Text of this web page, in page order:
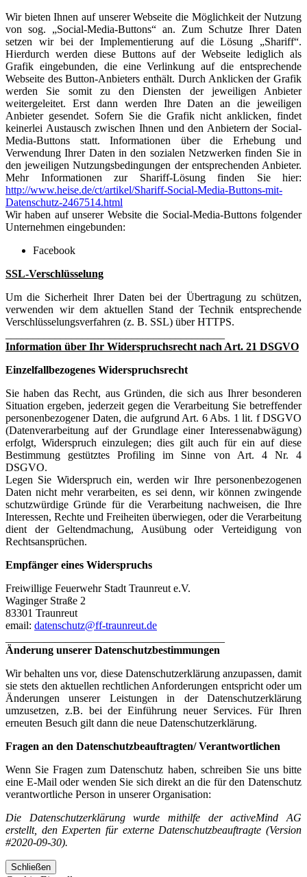
Wir bieten Ihnen auf unserer Webseite die Möglichkeit der Nutzung
von sog. „Social-Media-Buttons“ an. Zum Schutze Ihrer Daten
setzen wir bei der Implementierung auf die Lösung „Shariff“.
Hierdurch werden diese Buttons auf der Webseite lediglich als
Grafik eingebunden, die eine Verlinkung auf die entsprechende
Webseite des Button-Anbieters enthält. Durch Anklicken der Grafik
werden Sie somit zu den Diensten der jeweiligen Anbieter
weitergeleitet. Erst dann werden Ihre Daten an die jeweiligen
Anbieter gesendet. Sofern Sie die Grafik nicht anklicken, findet
keinerlei Austausch zwischen Ihnen und den Anbietern der Social-
Media-Buttons statt. Informationen über die Erhebung und
Verwendung Ihrer Daten in den sozialen Netzwerken finden Sie in
den jeweiligen Nutzungsbedingungen der entsprechenden Anbieter.
Mehr Informationen zur Shariff-Lösung finden Sie hier:
http://www.heise.de/ct/artikel/Shariff-Social-Media-Buttons-mit-
Datenschutz-2467514.html
Wir haben auf unserer Website die Social-Media-Buttons folgender
Unternehmen eingebunden:
Facebook
SSL-Verschlüsselung
Um die Sicherheit Ihrer Daten bei der Übertragung zu schützen,
verwenden wir dem aktuellen Stand der Technik entsprechende
Verschlüsselungsverfahren (z. B. SSL) über HTTPS.
Information über Ihr Widerspruchsrecht nach Art. 21 DSGVO
Einzelfallbezogenes Widerspruchsrecht
Sie haben das Recht, aus Gründen, die sich aus Ihrer besonderen
Situation ergeben, jederzeit gegen die Verarbeitung Sie betreffender
personenbezogener Daten, die aufgrund Art. 6 Abs. 1 lit. f DSGVO
(Datenverarbeitung auf der Grundlage einer Interessenabwägung)
erfolgt, Widerspruch einzulegen; dies gilt auch für ein auf diese
Bestimmung gestütztes Profiling im Sinne von Art. 4 Nr. 4
DSGVO.
Legen Sie Widerspruch ein, werden wir Ihre personenbezogenen
Daten nicht mehr verarbeiten, es sei denn, wir können zwingende
schutzwürdige Gründe für die Verarbeitung nachweisen, die Ihre
Interessen, Rechte und Freiheiten überwiegen, oder die Verarbeitung
dient der Geltendmachung, Ausübung oder Verteidigung von
Rechtsansprüchen.
Empfänger eines Widerspruchs
Freiwillige Feuerwehr Stadt Traunreut e.V.
Waginger Straße 2
83301 Traunreut
email: datenschutz@ff-traunreut.de
Änderung unserer Datenschutzbestimmungen
Wir behalten uns vor, diese Datenschutzerklärung anzupassen, damit
sie stets den aktuellen rechtlichen Anforderungen entspricht oder um
Änderungen unserer Leistungen in der Datenschutzerklärung
umzusetzen, z.B. bei der Einführung neuer Services. Für Ihren
erneuten Besuch gilt dann die neue Datenschutzerklärung.
Fragen an den Datenschutzbeauftragten/ Verantwortlichen
Wenn Sie Fragen zum Datenschutz haben, schreiben Sie uns bitte
eine E-Mail oder wenden Sie sich direkt an die für den Datenschutz
verantwortliche Person in unserer Organisation:
Die Datenschutzerklärung wurde mithilfe der activeMind AG
erstellt, den Experten für externe Datenschutzbeauftragte (Version
#2020-09-30).
Schließen